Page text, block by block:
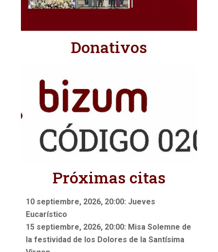
Donativos
Próximas citas
10 septiembre, 2026, 20:00: Jueves
Eucarístico
15 septiembre, 2026, 20:00: Misa Solemne de
la festividad de los Dolores de la Santísima